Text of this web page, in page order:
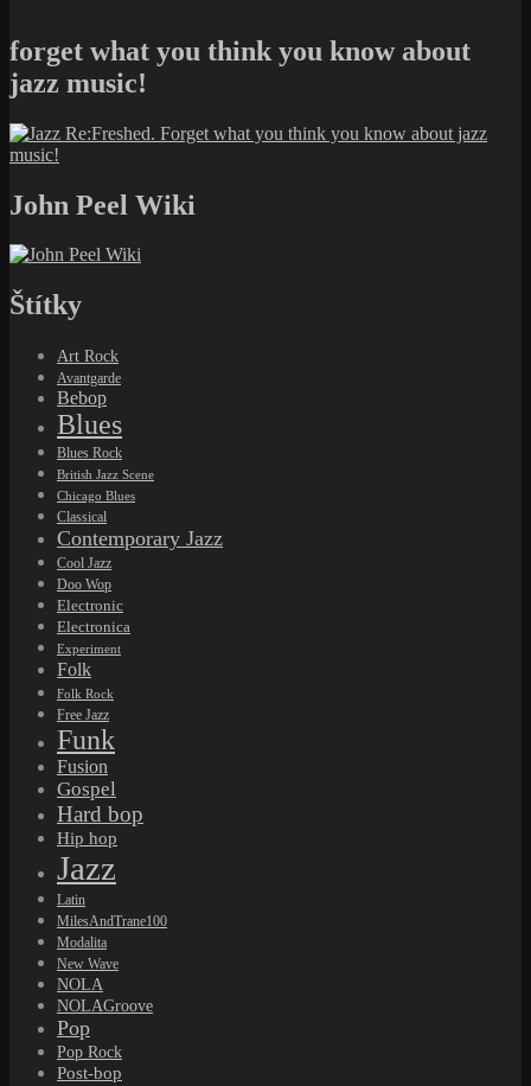
forget what you think you know about
jazz music!
John Peel Wiki
Štítky
Art Rock
Avantgarde
Bebop
Blues
Blues Rock
British Jazz Scene
Chicago Blues
Classical
Contemporary Jazz
Cool Jazz
Doo Wop
Electronic
Electronica
Experiment
Folk
Folk Rock
Free Jazz
Funk
Fusion
Gospel
Hard bop
Hip hop
Jazz
Latin
MilesAndTrane100
Modalita
New Wave
NOLA
NOLAGroove
Pop
Pop Rock
Post-bop